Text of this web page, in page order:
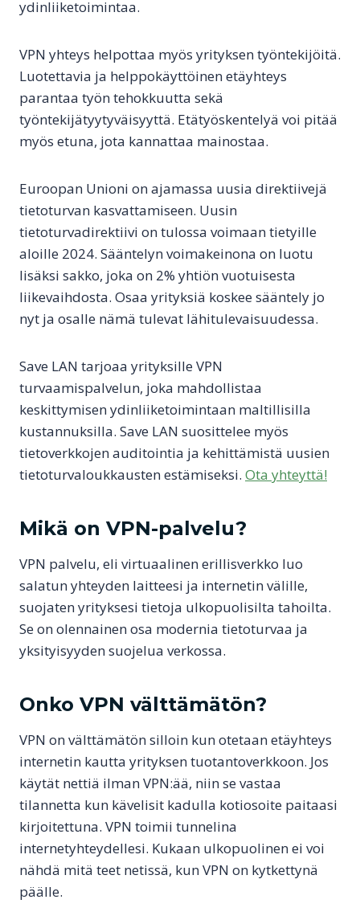
ydinliiketoimintaa.
VPN yhteys helpottaa myös yrityksen työntekijöitä.
Luotettavia ja helppokäyttöinen etäyhteys
parantaa työn tehokkuutta sekä
työntekijätyytyväisyyttä. Etätyöskentelyä voi pitää
myös etuna, jota kannattaa mainostaa.
Euroopan Unioni on ajamassa uusia direktiivejä
tietoturvan kasvattamiseen. Uusin
tietoturvadirektiivi on tulossa voimaan tietyille
aloille 2024. Sääntelyn voimakeinona on luotu
lisäksi sakko, joka on 2% yhtiön vuotuisesta
liikevaihdosta. Osaa yrityksiä koskee sääntely jo
nyt ja osalle nämä tulevat lähitulevaisuudessa.
Save LAN tarjoaa yrityksille VPN
turvaamispalvelun, joka mahdollistaa
keskittymisen ydinliiketoimintaan maltillisilla
kustannuksilla. Save LAN suosittelee myös
tietoverkkojen auditointia ja kehittämistä uusien
tietoturvaloukkausten estämiseksi. Ota yhteyttä!
Mikä on VPN-palvelu?
VPN palvelu, eli virtuaalinen erillisverkko luo
salatun yhteyden laitteesi ja internetin välille,
suojaten yrityksesi tietoja ulkopuolisilta tahoilta.
Se on olennainen osa modernia tietoturvaa ja
yksityisyyden suojelua verkossa.
Onko VPN välttämätön?
VPN on välttämätön silloin kun otetaan etäyhteys
internetin kautta yrityksen tuotantoverkkoon. Jos
käytät nettiä ilman VPN:ää, niin se vastaa
tilannetta kun kävelisit kadulla kotiosoite paitaasi
kirjoitettuna. VPN toimii tunnelina
internetyhteydellesi. Kukaan ulkopuolinen ei voi
nähdä mitä teet netissä, kun VPN on kytkettynä
päälle.